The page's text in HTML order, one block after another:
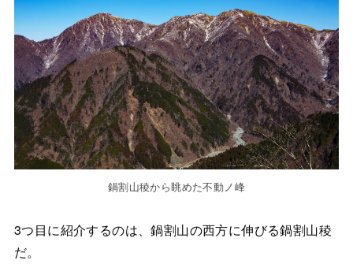
鍋割山稜から眺めた不動ノ峰
3つ目に紹介するのは、鍋割山の西方に伸びる鍋割山稜
だ。